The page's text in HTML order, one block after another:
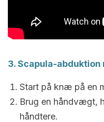
3. Scapula-
Start på knæ på en
Brug en håndvægt,
håndtere.